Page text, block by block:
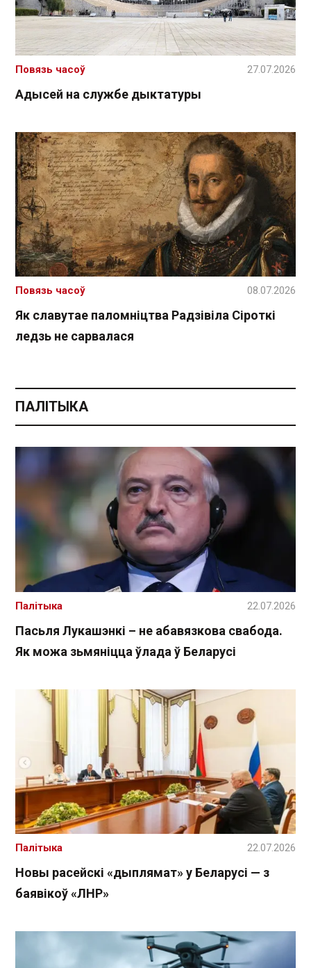
Адысей на службе дыктатуры
Повязь часоў 27.07.2026
Як славутае паломніцтва Радзівіла Сіроткі
ледзь не сарвалася
Повязь часоў 08.07.2026
ПАЛІТЫКА
Пасьля Лукашэнкі – не абавязкова свабода.
Як можа зьмяніцца ўлада ў Беларусі
Палітыка 22.07.2026
Новы расейскі «дыплямат» у Беларусі — з
баявікоў «ЛНР»
Палітыка 22.07.2026